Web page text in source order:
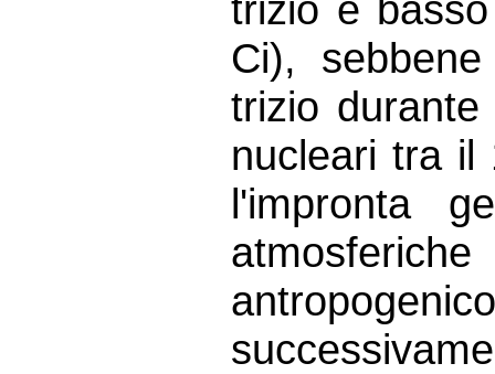
Ci),
trizio
nucleari tra il
l'impronta